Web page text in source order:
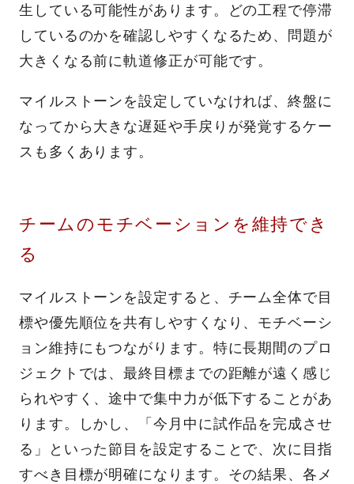
生している可能性があります。どの工程で停滞
しているのかを確認しやすくなるため、問題が
大きくなる前に軌道修正が可能です。
マイルストーンを設定していなければ、終盤に
なってから大きな遅延や手戻りが発覚するケー
スも多くあります。
チームのモチベーションを維持でき
る
マイルストーンを設定すると、チーム全体で目
標や優先順位を共有しやすくなり、モチベーシ
ョン維持にもつながります。特に長期間のプロ
ジェクトでは、最終目標までの距離が遠く感じ
られやすく、途中で集中力が低下することがあ
ります。しかし、「今月中に試作品を完成させ
る」といった節目を設定することで、次に目指
すべき目標が明確になります。その結果、各メ